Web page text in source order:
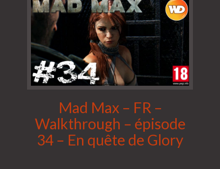
Mad Max – FR –
Walkthrough – épisode
34 – En quête de Glory